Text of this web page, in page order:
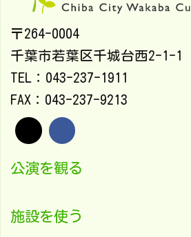
〒264-0004
千葉市若葉区千城台西2-1-1
TEL：043-237-1911
FAX：043-237-9213
公演を観る
施設を使う